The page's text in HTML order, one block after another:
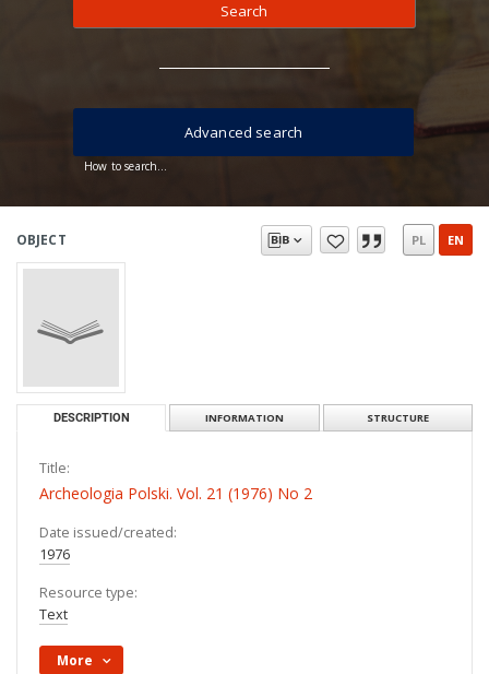
Search
How to search...
Advanced search
OBJECT PL EN
DESCRIPTION INFORMATION STRUCTURE
Title:
Archeologia Polski. Vol. 21 (1976) No 2
Date issued/created:
1976
Resource type:
Text
More